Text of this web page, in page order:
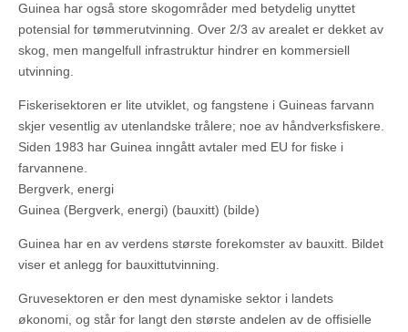
Guinea har også store skogområder med betydelig unyttet
potensial for tømmerutvinning. Over 2/3 av arealet er dekket av
skog, men mangelfull infrastruktur hindrer en kommersiell
utvinning.
Fiskerisektoren er lite utviklet, og fangstene i Guineas farvann
skjer vesentlig av utenlandske trålere; noe av håndverksfiskere.
Siden 1983 har Guinea inngått avtaler med EU for fiske i
farvannene.
Bergverk, energi
Guinea (Bergverk, energi) (bauxitt) (bilde)
Guinea har en av verdens største forekomster av bauxitt. Bildet
viser et anlegg for bauxittutvinning.
Gruvesektoren er den mest dynamiske sektor i landets
økonomi, og står for langt den største andelen av de offisielle